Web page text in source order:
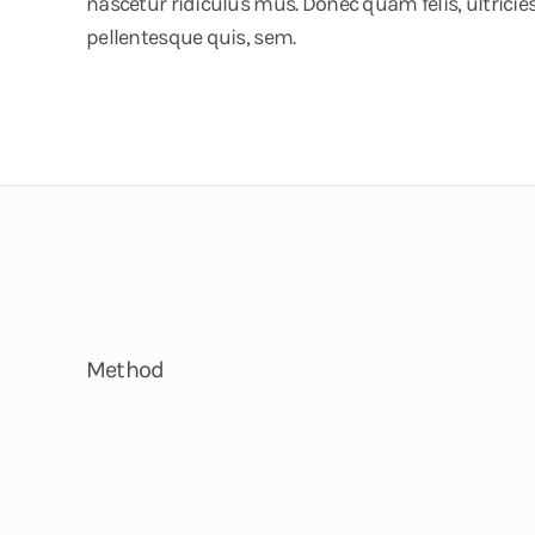
pellentesque quis, sem.
Method